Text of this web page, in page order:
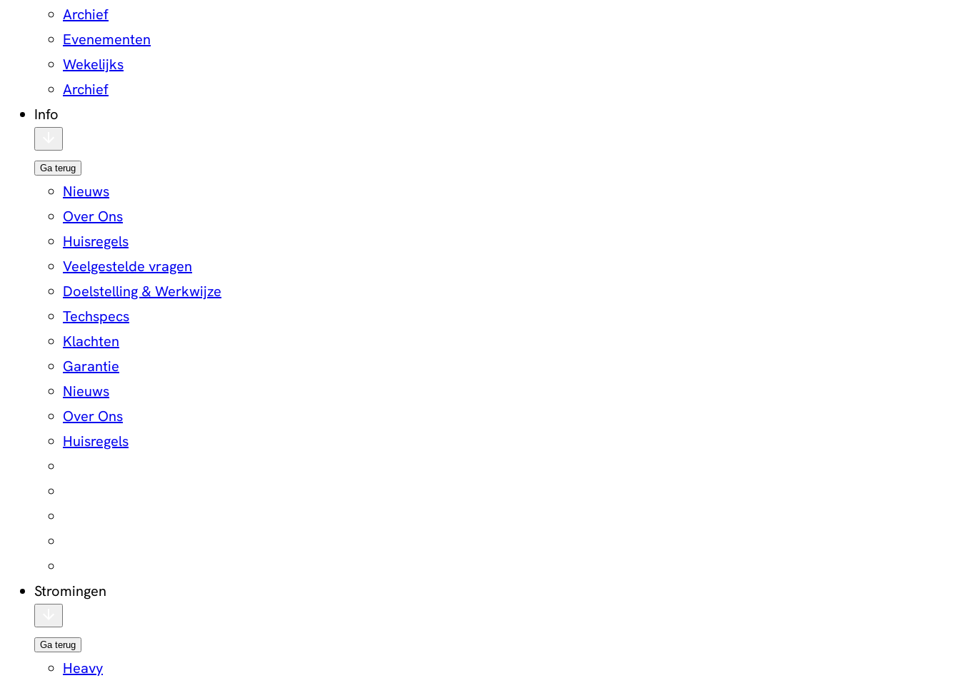
Archief
Evenementen
Wekelijks
Archief
Info
Ga terug
Nieuws
Over Ons
Huisregels
Veelgestelde vragen
Doelstelling & Werkwijze
Techspecs
Klachten
Garantie
Nieuws
Over Ons
Huisregels
Stromingen
Ga terug
Heavy